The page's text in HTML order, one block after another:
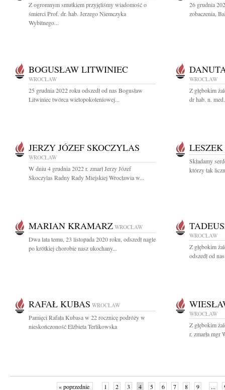
Z ogromnym smutkiem przyjęliśmy wiadomość o
śmierci Prof. dr. hab. Jerzego Niemczyka
Wybitnego...
26 grudnia
zobaczenia,
BOGUSŁAW LITWINIEC
WROCŁAW
25 grudnia 2022 roku odszedł od nas Bogusław
Litwiniec twórca wielopokoleniowej...
WROCŁAW
Z głębokim
dr hab. n.
JERZY JÓZEF SKOCZYLAS
WROCŁAW
W dniu 4 grudnia 2022 r. zmarł Jerzy Józef
Skoczylas Radny Rady Miejskiej Wrocławia w...
Składamy
którzy tak
MARIAN KRAMARZ WROCŁAW
Dwa lata temu, 23 listopada 2020 roku, odszedł nagle
po krótkiej chorobie nasz ukochany...
WROCŁAW
Z głębokim
odszedł od
RAFAŁ KUBAS WROCŁAW
Pamięci Rafała Kubasa w 22 rocznicę podróży w
nieskończoność Elżbieta Terlikowska
WROCŁAW
Z głębokim
r. zmarła mgr
« poprzednie 1 2 3 4 5 6 7 8 9 ...